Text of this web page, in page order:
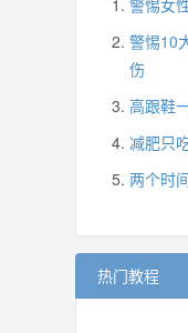
警惕女
警惕10
伤
高跟鞋
减肥只
两个时
热门教程